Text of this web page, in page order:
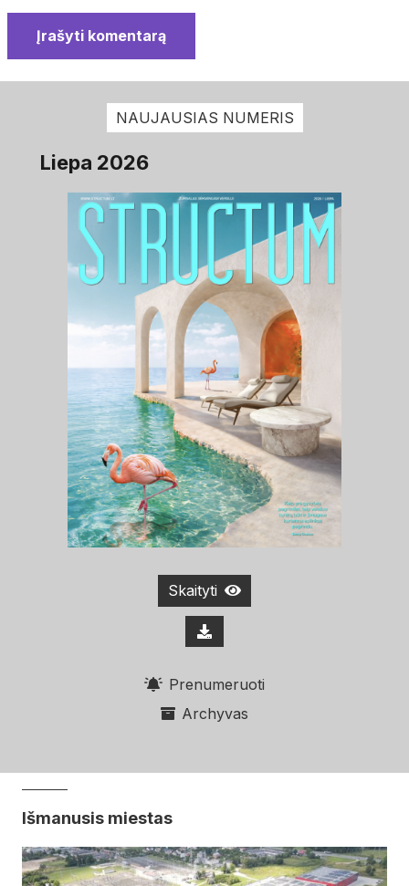
Įrašyti komentarą
NAUJAUSIAS NUMERIS
Liepa 2026
Skaityti
Prenumeruoti
Archyvas
Išmanusis miestas